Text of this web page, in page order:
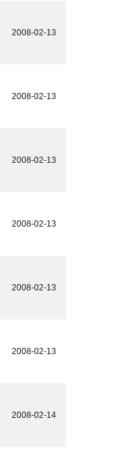
2008-02-13
2008-02-13
2008-02-13
2008-02-13
2008-02-13
2008-02-13
2008-02-14